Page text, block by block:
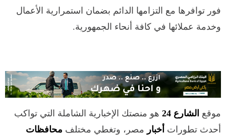
فور توافرها مع التزامها الدائم بضمان استمرارية الأعمال
وخدمة عملائها في كافة أنحاء الجمهورية.
موقع الشارع 24
هو منصتك الإخبارية الشاملة التي تواكب
أحدث تطورات أخبار مصر، وتغطي مختلف محافظات